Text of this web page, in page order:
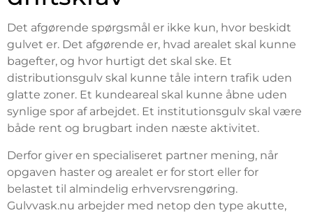
Det afgørende spørgsmål er ikke kun, hvor beskidt
gulvet er. Det afgørende er, hvad arealet skal kunne
bagefter, og hvor hurtigt det skal ske. Et
distributionsgulv skal kunne tåle intern trafik uden
glatte zoner. Et kundeareal skal kunne åbne uden
synlige spor af arbejdet. Et institutionsgulv skal være
både rent og brugbart inden næste aktivitet.
Derfor giver en specialiseret partner mening, når
opgaven haster og arealet er for stort eller for
belastet til almindelig erhvervsrengøring.
Gulvvask.nu arbejder med netop den type akutte,